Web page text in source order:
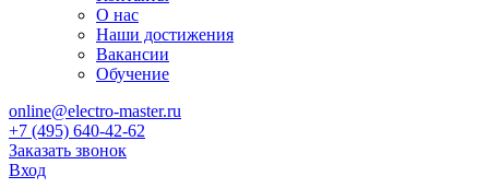
О нас
Наши достижения
Вакансии
Обучение
online@electro-master.ru
+7 (495) 640-42-62
Заказать звонок
Вход